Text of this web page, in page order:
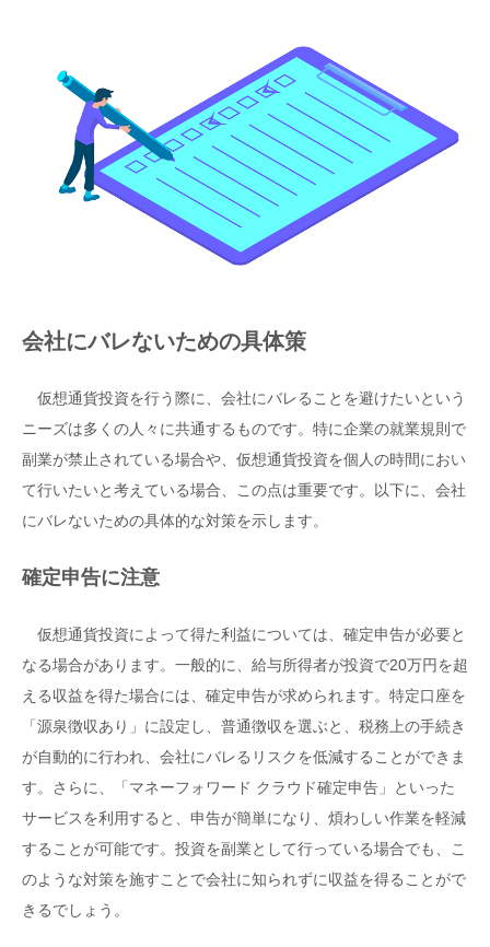
会社にバレないための具体策
仮想通貨投資を行う際に、会社にバレることを避けたいという
ニーズは多くの人々に共通するものです。特に企業の就業規則で
副業が禁止されている場合や、仮想通貨投資を個人の時間におい
て行いたいと考えている場合、この点は重要です。以下に、会社
にバレないための具体的な対策を示します。
確定申告に注意
仮想通貨投資によって得た利益については、確定申告が必要と
なる場合があります。一般的に、給与所得者が投資で20万円を超
える収益を得た場合には、確定申告が求められます。特定口座を
「源泉徴収あり」に設定し、普通徴収を選ぶと、税務上の手続き
が自動的に行われ、会社にバレるリスクを低減することができま
す。さらに、「マネーフォワード クラウド確定申告」といった
サービスを利用すると、申告が簡単になり、煩わしい作業を軽減
することが可能です。投資を副業として行っている場合でも、こ
のような対策を施すことで会社に知られずに収益を得ることがで
きるでしょう。